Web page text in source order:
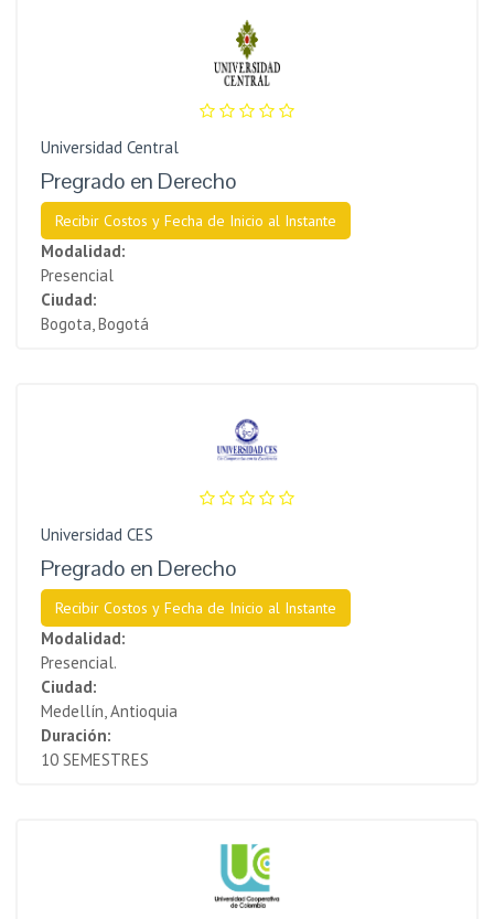
Universidad Central
Pregrado en Derecho
Recibir Costos y Fecha de Inicio al Instante
Modalidad:
Presencial
Ciudad:
Bogota, Bogotá
Universidad CES
Pregrado en Derecho
Recibir Costos y Fecha de Inicio al Instante
Modalidad:
Presencial.
Ciudad:
Medellín, Antioquia
Duración:
10 SEMESTRES